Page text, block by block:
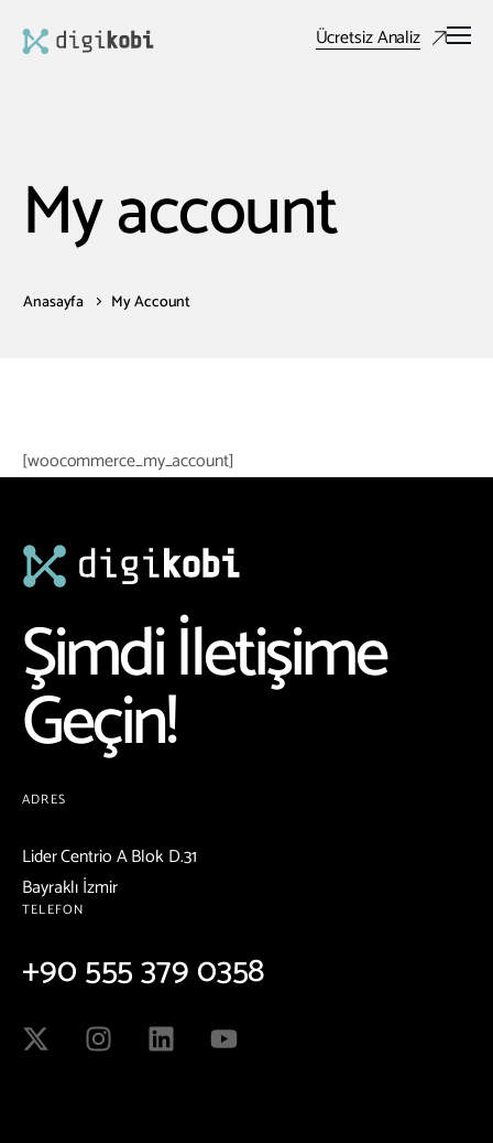
Ücretsiz Analiz
My account
Anasayfa My Account
[woocommerce_my_account]
Şimdi İletişime
Geçin!
ADRES
Lider Centrio A Blok D.31
Bayraklı İzmir
TELEFON
+90 555 379 0358